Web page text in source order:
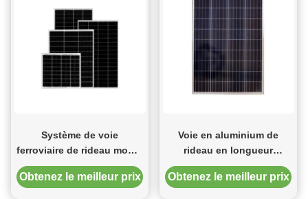
Système de voie
ferroviaire de rideau monté
par plafond extérieur en
PE
Obtenez le meilleur prix
Voie en aluminium de
rideau en longueur
silencieuse et douce de
6.7m
Obtenez le meilleur prix